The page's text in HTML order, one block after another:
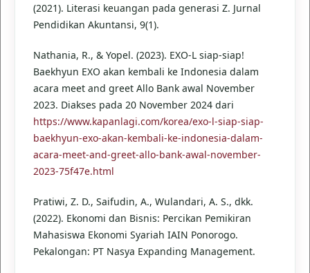
(2021). Literasi keuangan pada generasi Z. Jurnal
Pendidikan Akuntansi, 9(1).
Nathania, R., & Yopel. (2023). EXO-L siap-siap!
Baekhyun EXO akan kembali ke Indonesia dalam
acara meet and greet Allo Bank awal November
2023. Diakses pada 20 November 2024 dari
https://www.kapanlagi.com/korea/exo-l-siap-siap-
baekhyun-exo-akan-kembali-ke-indonesia-dalam-
acara-meet-and-greet-allo-bank-awal-november-
2023-75f47e.html
Pratiwi, Z. D., Saifudin, A., Wulandari, A. S., dkk.
(2022). Ekonomi dan Bisnis: Percikan Pemikiran
Mahasiswa Ekonomi Syariah IAIN Ponorogo.
Pekalongan: PT Nasya Expanding Management.